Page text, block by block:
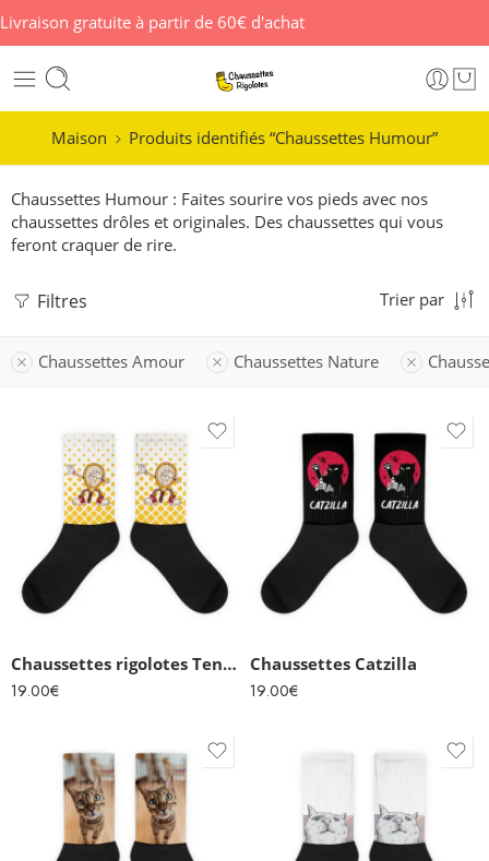
Livraison gratuite à partir de 60€ d'achat
Maison Produits identifiés “Chaussettes Humour”
Chaussettes Humour : Faites sourire vos pieds avec nos
chaussettes drôles et originales. Des chaussettes qui vous
feront craquer de rire.
Filtres Trier par
Chaussettes Amour Chaussettes Nature
Chaussettes rigolotes Tennis Dab
19.00€
Chaussettes Catzilla
19.00€